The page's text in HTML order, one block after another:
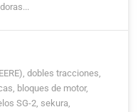
dobles tracciones,
bloques de motor,
SG-2, sekura,